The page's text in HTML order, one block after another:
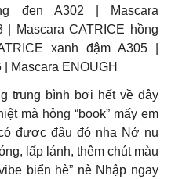
đen A302 | Mascara
| Mascara CATRICE hồng
xanh đậm A305 |
| Mascara ENOUGH
trung bình bơi hết về đây
mà hỏng “book” mấy em
được đâu đó nha Nở nụ
lấp lánh, thêm chút màu
biển hè” nè Nhập ngay